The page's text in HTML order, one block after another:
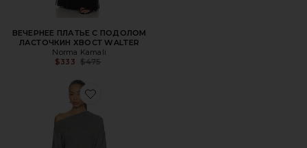
ВЕЧЕРНЕЕ ПЛАТЬЕ С ПОДОЛОМ
ЛАСТОЧКИН ХВОСТ WALTER
Norma Kamali
$333 Previous price:
$475
Favorite ПЛАТЬЕ LOWE